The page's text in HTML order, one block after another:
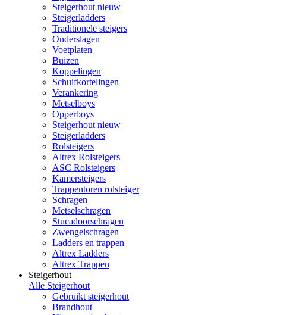
Steigerhout nieuw
Steigerladders
Traditionele steigers
Onderslagen
Voetplaten
Buizen
Koppelingen
Schuifkortelingen
Verankering
Metselboys
Opperboys
Steigerhout nieuw
Steigerladders
Rolsteigers
Altrex Rolsteigers
ASC Rolsteigers
Kamersteigers
Trappentoren rolsteiger
Schragen
Metselschragen
Stucadoorschragen
Zwengelschragen
Ladders en trappen
Altrex Ladders
Altrex Trappen
Steigerhout
Alle Steigerhout
Gebruikt steigerhout
Brandhout